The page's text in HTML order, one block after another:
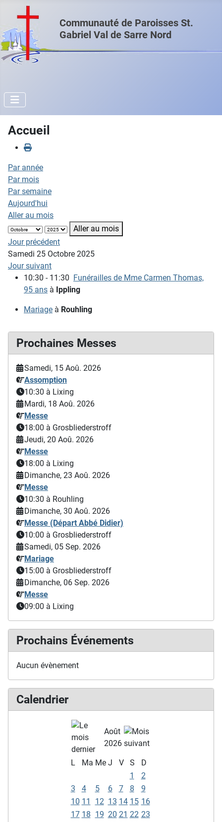
Communauté de Paroisses St.
Gabriel Val de Sarre Nord
Accueil
Par année
Par mois
Par semaine
Aujourd'hui
Aller au mois
Aller au mois
Jour précédent
Samedi 25 Octobre 2025
Jour suivant
10:30 - 11:30 Funérailles de Mme Carmen Thomas,
95 ans à Ippling
Mariage à Rouhling
Prochaines Messes
Samedi, 15 Aoû. 2026
Assomption
10:30 à Lixing
Mardi, 18 Aoû. 2026
Messe
18:00 à Grosbliederstroff
Jeudi, 20 Aoû. 2026
Messe
18:00 à Lixing
Dimanche, 23 Aoû. 2026
Messe
10:30 à Rouhling
Dimanche, 30 Aoû. 2026
Messe (Départ Abbé Didier)
10:00 à Grosbliederstroff
Samedi, 05 Sep. 2026
Mariage
15:00 à Grosbliederstroff
Dimanche, 06 Sep. 2026
Messe
09:00 à Lixing
Prochains Événements
Aucun évènement
Calendrier
Août
2026
L Ma Me J V S
D
1
2
3
4 5 6 7 8
9
10 11 12 13 14 15 16
17 18 19 20 21 22 23